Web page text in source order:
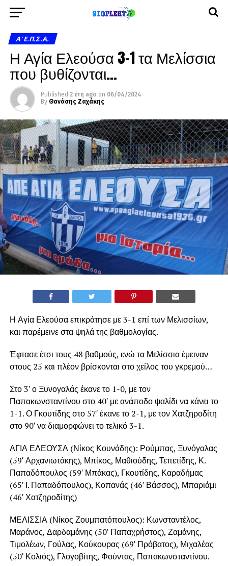
A' Ε.Π.Σ.Α.
Η Αγία Ελεούσα 3-1 τα Μελίσσια
που βυθίζονται…
Published 2 έτη ago on 06/04/2024
By Θανάσης Ζαχάκης
Η Αγία Ελεούσα επικράτησε με 3-1 επί των Μελισσίων,
και παρέμεινε στα ψηλά της βαθμολογίας.
Έφτασε έτσι τους 48 βαθμούς, ενώ τα Μελίσσια έμειναν
στους 25 και πλέον βρίσκονται στο χείλος του γκρεμού…
Στο 3′ ο Ξυνογαλάς έκανε το 1-0, με τον
Παπακωνσταντίνου στο 40′ με ανάποδο ψαλίδι να κάνει το
1-1. Ο Γκουτίδης στο 57′ έκανε το 2-1, με τον Χατζηροδίτη
στο 90′ να διαμορφώνει το τελικό 3-1.
ΑΓΙΑ ΕΛΕΟΥΣΑ (Νίκος Κουνάδης): Ρούμπας, Ξυνόγαλας
(59′ Αρχανιωτάκης), Μπίκος, Μαθιούδης, Τεπετίδης, Κ.
Παπαδόπουλος (59′ Μπάκας), Γκουτίδης, Καραδήμας
(65′ Ι. Παπαδόπουλος), Κοπανάς (46′ Βάσσος), Μπαριάμι
(46′ Χατζηροδίτης)
ΜΕΛΙΣΣΙΑ (Νίκος Ζουμπατόπουλος): Κωνσταντέλος,
Μαράνος, Δαρδαμάνης (50′ Παπαχρήστος), Ζαμάνης,
Τιμολέων, Γούλας, Κούκουρας (69′ Πρόβατος), Μιχαλέας
(50′ Κολιός), Γλογοβίτης, Φούντας, Παπακωνσταντίνου.